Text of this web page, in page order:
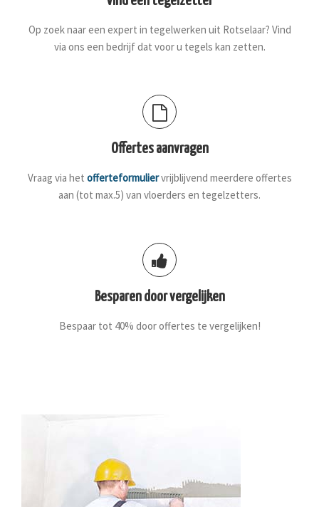
Op zoek naar een expert in tegelwerken uit Rotselaar? Vind
via ons een bedrijf dat voor u tegels kan zetten.
Offertes aanvragen
Vraag via het offerteformuliervrijblijvend meerdere offertes
aan (tot max.5) van vloerders en tegelzetters.
Besparen door vergelijken
Bespaar tot 40% door offertes te vergelijken!